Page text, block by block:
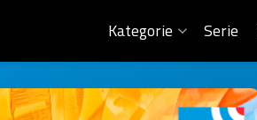
Kategorie Serie